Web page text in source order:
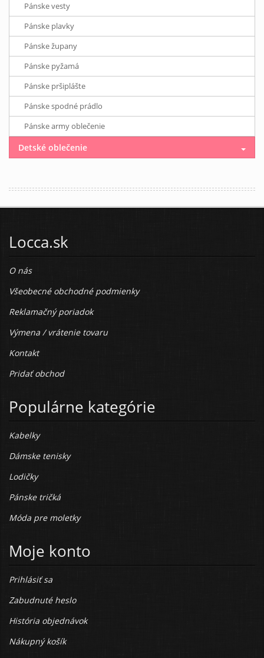
Pánske vesty
Pánske plavky
Pánske župany
Pánske pyžamá
Pánske pršiplášte
Pánske spodné prádlo
Pánske army oblečenie
Detské oblečenie
Locca.sk
O nás
Všeobecné obchodné podmienky
Reklamačný poriadok
Výmena / vrátenie tovaru
Kontakt
Pridať obchod
Populárne kategórie
Kabelky
Dámske tenisky
Lodičky
Pánske tričká
Móda pre moletky
Moje konto
Prihlásiť sa
Zabudnuté heslo
História objednávok
Nákupný košík